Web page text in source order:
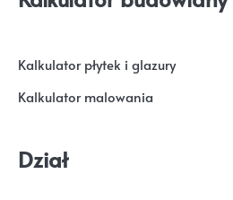
Kalkulator płytek i glazury
Kalkulator malowania
Dział